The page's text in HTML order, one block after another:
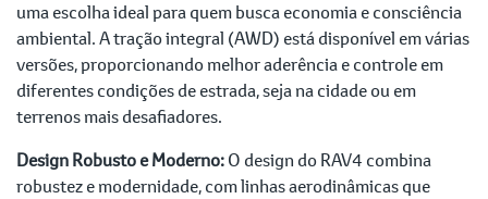
uma escolha ideal para quem busca economia e consciência
ambiental. A tração integral (AWD) está disponível em várias
versões, proporcionando melhor aderência e controle em
diferentes condições de estrada, seja na cidade ou em
terrenos mais desafiadores.
Design Robusto e Moderno:O design do RAV4 combina
robustez e modernidade, com linhas aerodinâmicas que